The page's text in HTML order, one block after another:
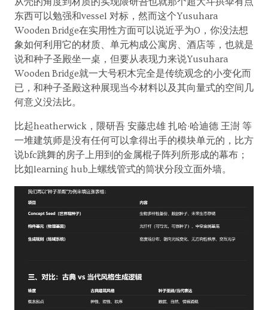
东西可以勉强和vessel 对标，然而这个Yusuhara
Wooden Bridge在实用性方面可以说近乎为0，你没法想
象如何利用它的材质、单元构成公寓房、酒店等，也就是
说和种子圣殿坐一桌，但要从表现力来说Yusuhara
Wooden Bridge就一大号积木完全是传统观念的小变化而
已，和种子圣殿这种展现当今材料以及其向量式的空间几
何意义没法比。
比起heatherwick，隈研吾 安藤忠雄 扎哈·哈迪德 王澍 等
一堆建筑师是没有任何可以拿得出手的模块单元的，比方
说bfc跳舞的房子上用到的金属棍子阵列所形成的幕布；
比如learning hub上螺线管式的筒状分段立面外墙。